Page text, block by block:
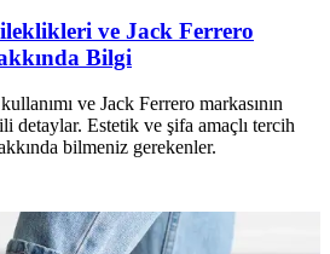
ve Jack Ferrero
Bilgi
ve Jack Ferrero markasının
detaylar. Estetik ve şifa amaçlı tercih
bilmeniz gerekenler.